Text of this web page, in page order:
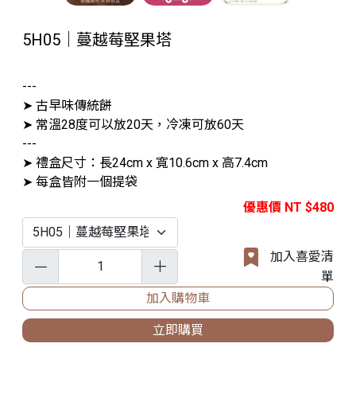
5H05｜蔓越莓堅果塔
---
➤ 古早味傳統餅
➤ 常溫28度可以放20天，冷凍可放60天
---
➤ 禮盒尺寸：長24cm x 寬10.6cm x 高7.4cm
➤ 每盒皆附一個提袋
優惠價 NT $480
加入喜愛清
單
加入購物車
立即購買